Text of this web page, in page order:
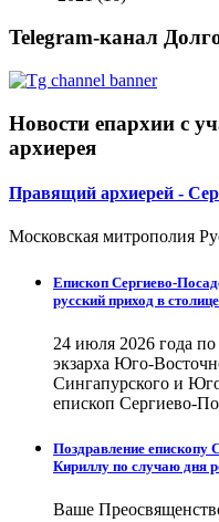
Telegram-канал
Новости епархии с
архиерея
Правящий архиерей -
Московская митрополия
Епископ Сергиево-
русский приход в
24 июля 2026 года
экзарха Юго-
Сингапурского и
епископ Сергиево-
Поздравление епископу
Кириллу по случаю дня
Ваше